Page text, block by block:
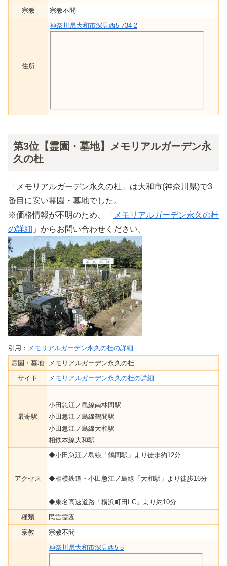
宗教 宗教不問
住所
神奈川県大和市深見西5-734-2
第3位【霊園・墓地】メモリアルガーデン永
久の杜
「メモリアルガーデン永久の杜」は大和市(神奈川県)で3
番目に安い霊園・墓地でした。
※価格情報が不明のため、「 メモリアルガーデン永久の杜
の詳細 」からお問い合わせください。
引用： メモリアルガーデン永久の杜の詳細
霊園・墓地
メモリアルガーデン永久の杜
サイト
メモリアルガーデン永久の杜の詳細
最寄駅
小田急江ノ島線南林間駅
小田急江ノ島線鶴間駅
小田急江ノ島線大和駅
相鉄本線大和駅
アクセス
◆小田急江ノ島線「鶴間駅」より徒歩約12分
◆相模鉄道・小田急江ノ島線「大和駅」より徒歩16分
◆東名高速道路「横浜町田I.C」より約10分
種類
民営霊園
宗教
宗教不問
神奈川県大和市深見西5-5